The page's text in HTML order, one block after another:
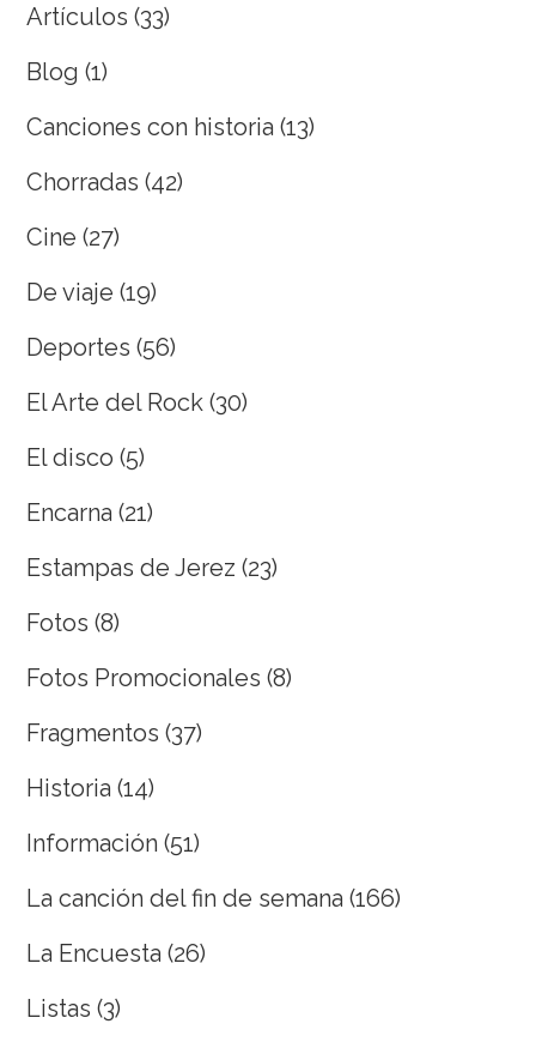
Artículos (33)
Blog (1)
Canciones con historia (13)
Chorradas (42)
Cine (27)
De viaje (19)
Deportes (56)
El Arte del Rock (30)
El disco (5)
Encarna (21)
Estampas de Jerez (23)
Fotos (8)
Fotos Promocionales (8)
Fragmentos (37)
Historia (14)
Información (51)
La canción del fin de semana (166)
La Encuesta (26)
Listas (3)